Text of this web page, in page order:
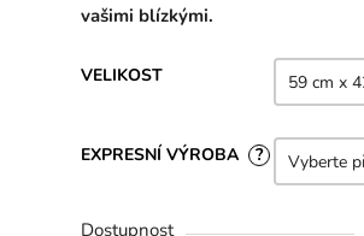
vašimi blízkými.
VELIKOST
EXPRESNÍ VÝROBA ?
Dostupnost